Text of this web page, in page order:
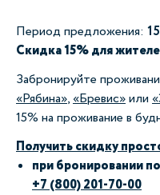
Период предложения:
Скидка 15% для
Забронируйте
«Рябина»,«Бревис»или
15% на проживание в
Получить скидку
при бронировании
+7 (800) 201-70-00